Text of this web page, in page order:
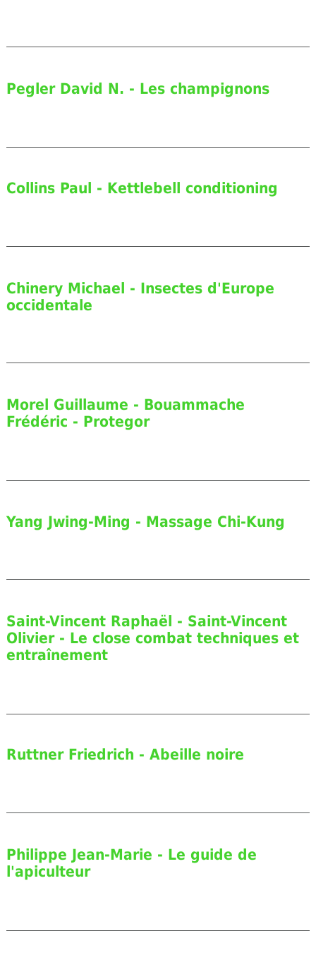
Pegler David N. - Les champignons
Collins Paul - Kettlebell conditioning
Chinery Michael - Insectes d'Europe
occidentale
Morel Guillaume - Bouammache
Frédéric - Protegor
Yang Jwing-Ming - Massage Chi-Kung
Saint-Vincent Raphaël - Saint-Vincent
Olivier - Le close combat techniques et
entraînement
Ruttner Friedrich - Abeille noire
Philippe Jean-Marie - Le guide de
l'apiculteur